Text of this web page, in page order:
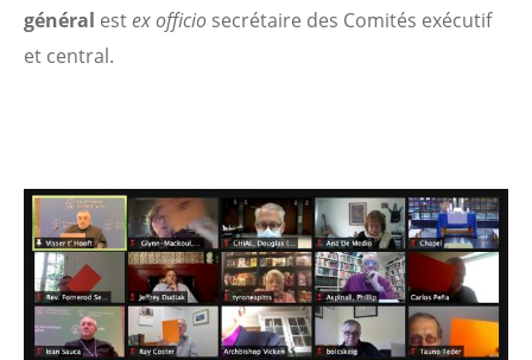
général estex officio secrétaire des Comités exécutif
et central.
Image